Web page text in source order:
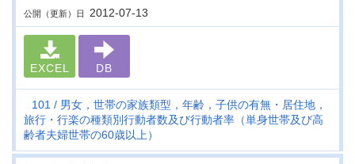
公開（更新）日 2012-07-13
EXCEL DB
101
男女，世帯の家族類型，年齢，子供の有無・居住地，
旅行・行楽の種類別行動者数及び行動者率（単身世帯及び高
齢者夫婦世帯の60歳以上）